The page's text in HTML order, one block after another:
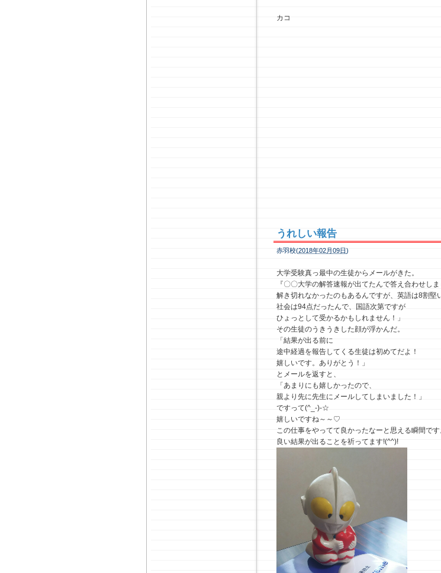
カコ
うれしい報告
赤羽校(2018年02月09日)
大学受験真っ最中の生徒からメールがきた。
『〇〇大学の解答速報が出てたんで答え合わせしま
解き切れなかったのもあるんですが、英語は8割堅
社会は94点だったんで、国語次第ですが
ひょっとして受かるかもしれません！」
その生徒のうきうきした顔が浮かんだ。
「結果が出る前に
途中経過を報告してくる生徒は初めてだよ！
嬉しいです。ありがとう！」
とメールを返すと、
「あまりにも嬉しかったので、
親より先に先生にメールしてしまいました！」
ですって(^_-)-☆
嬉しいですね～～♡
この仕事をやってて良かったなーと思える瞬間です
良い結果が出ることを祈ってます!(^^)!